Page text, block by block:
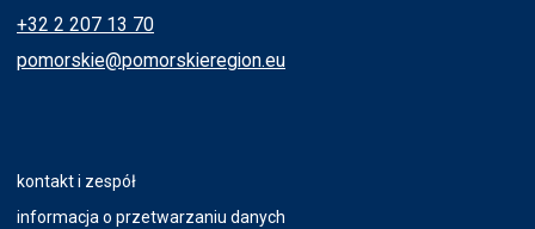
+32 2 207 13 70
pomorskie@pomorskieregion.eu
kontakt i zespół
informacja o przetwarzaniu danych